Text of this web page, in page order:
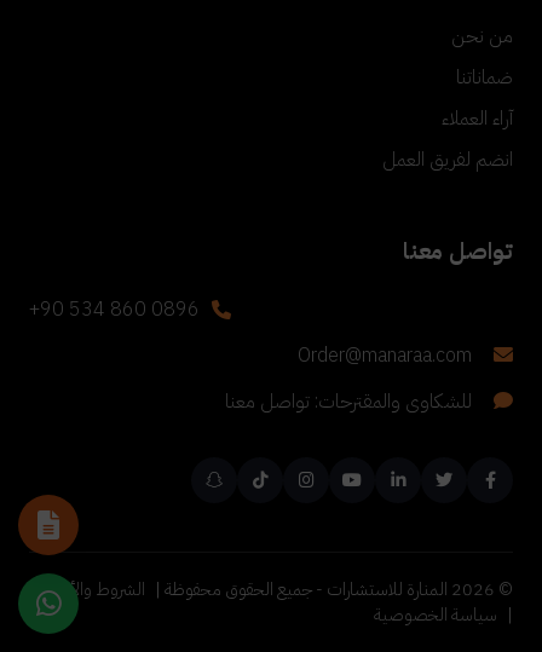
من نحن
ضماناتنا
آراء العملاء
انضم لفريق العمل
تواصل معنا
+90 534 860 0896
Order@manaraa.com
للشكاوى والمقترحات: تواصل معنا
©
2026 المنارة للاستشارات - جميع الحقوق محفوظة | الشروط والأحكام
| سياسة الخصوصية